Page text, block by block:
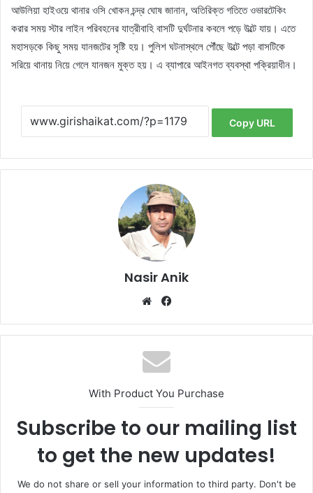
আউলিয়া হাইওয়ে থানার ওসি খোকন চন্দ্র ঘোষ জানান, অতিরিক্ত গতিতে ওভারটেকিং
করার সময় স্টার লাইন পরিবহনের যাত্রীবাহি বাসটি দুর্ঘটনার কবলে পড়ে উল্টে যায়। এতে
মহাসড়কে কিছু সময় যানজটের সৃষ্টি হয়। পুলিশ ঘটনাস্থলে পৌঁছে উল্টে পড়া বাসটিকে
সরিয়ে থানায় নিয়ে গেলে যানজন মুক্ত হয়। এ ব্যাপারে আইনগত ব্যবস্থা পক্রিয়াধীন।
Copy URL
Nasir Anik
Website
With Product You Purchase
Subscribe to our mailing list
to get the new updates!
We do not share or sell your information to third party. Don't be